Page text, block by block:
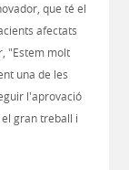
que té el
afectats
"Estem molt
una de les
l'aprovació
gran treball i